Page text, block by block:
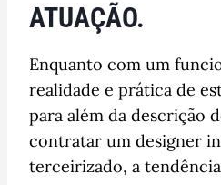
ATUAÇÃO.
Enquanto com um
realidade e prática de
para além da descrição
contratar um designer
terceirizado, a